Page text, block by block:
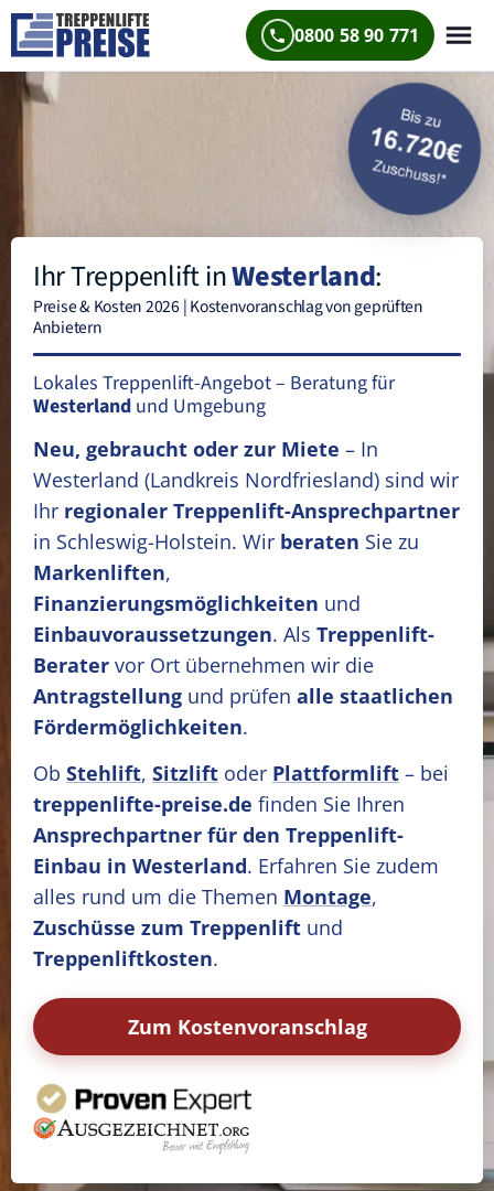
0800 58 90 771
Ihr Treppenlift inWesterland:
Preise & Kosten 2026 | Kostenvoranschlag von geprüften
Anbietern
Lokales Treppenlift-Angebot – Beratung für
Westerland und Umgebung
Neu, gebraucht oder zur Miete – In
Westerland (Landkreis Nordfriesland) sind wir
Ihr regionaler Treppenlift-Ansprechpartner
in Schleswig-Holstein. Wir beraten Sie zu
Markenliften,
Finanzierungsmöglichkeiten und
Einbauvoraussetzungen. Als Treppenlift-
Berater vor Ort übernehmen wir die
Antragstellung und prüfen alle staatlichen
Fördermöglichkeiten.
Ob Stehlift, Sitzlift oder Plattformlift – bei
treppenlifte-preise.de finden Sie Ihren
Ansprechpartner für den Treppenlift-
Einbau in Westerland. Erfahren Sie zudem
alles rund um die Themen Montage,
Zuschüsse zum Treppenlift und
Treppenliftkosten.
Zum Kostenvoranschlag